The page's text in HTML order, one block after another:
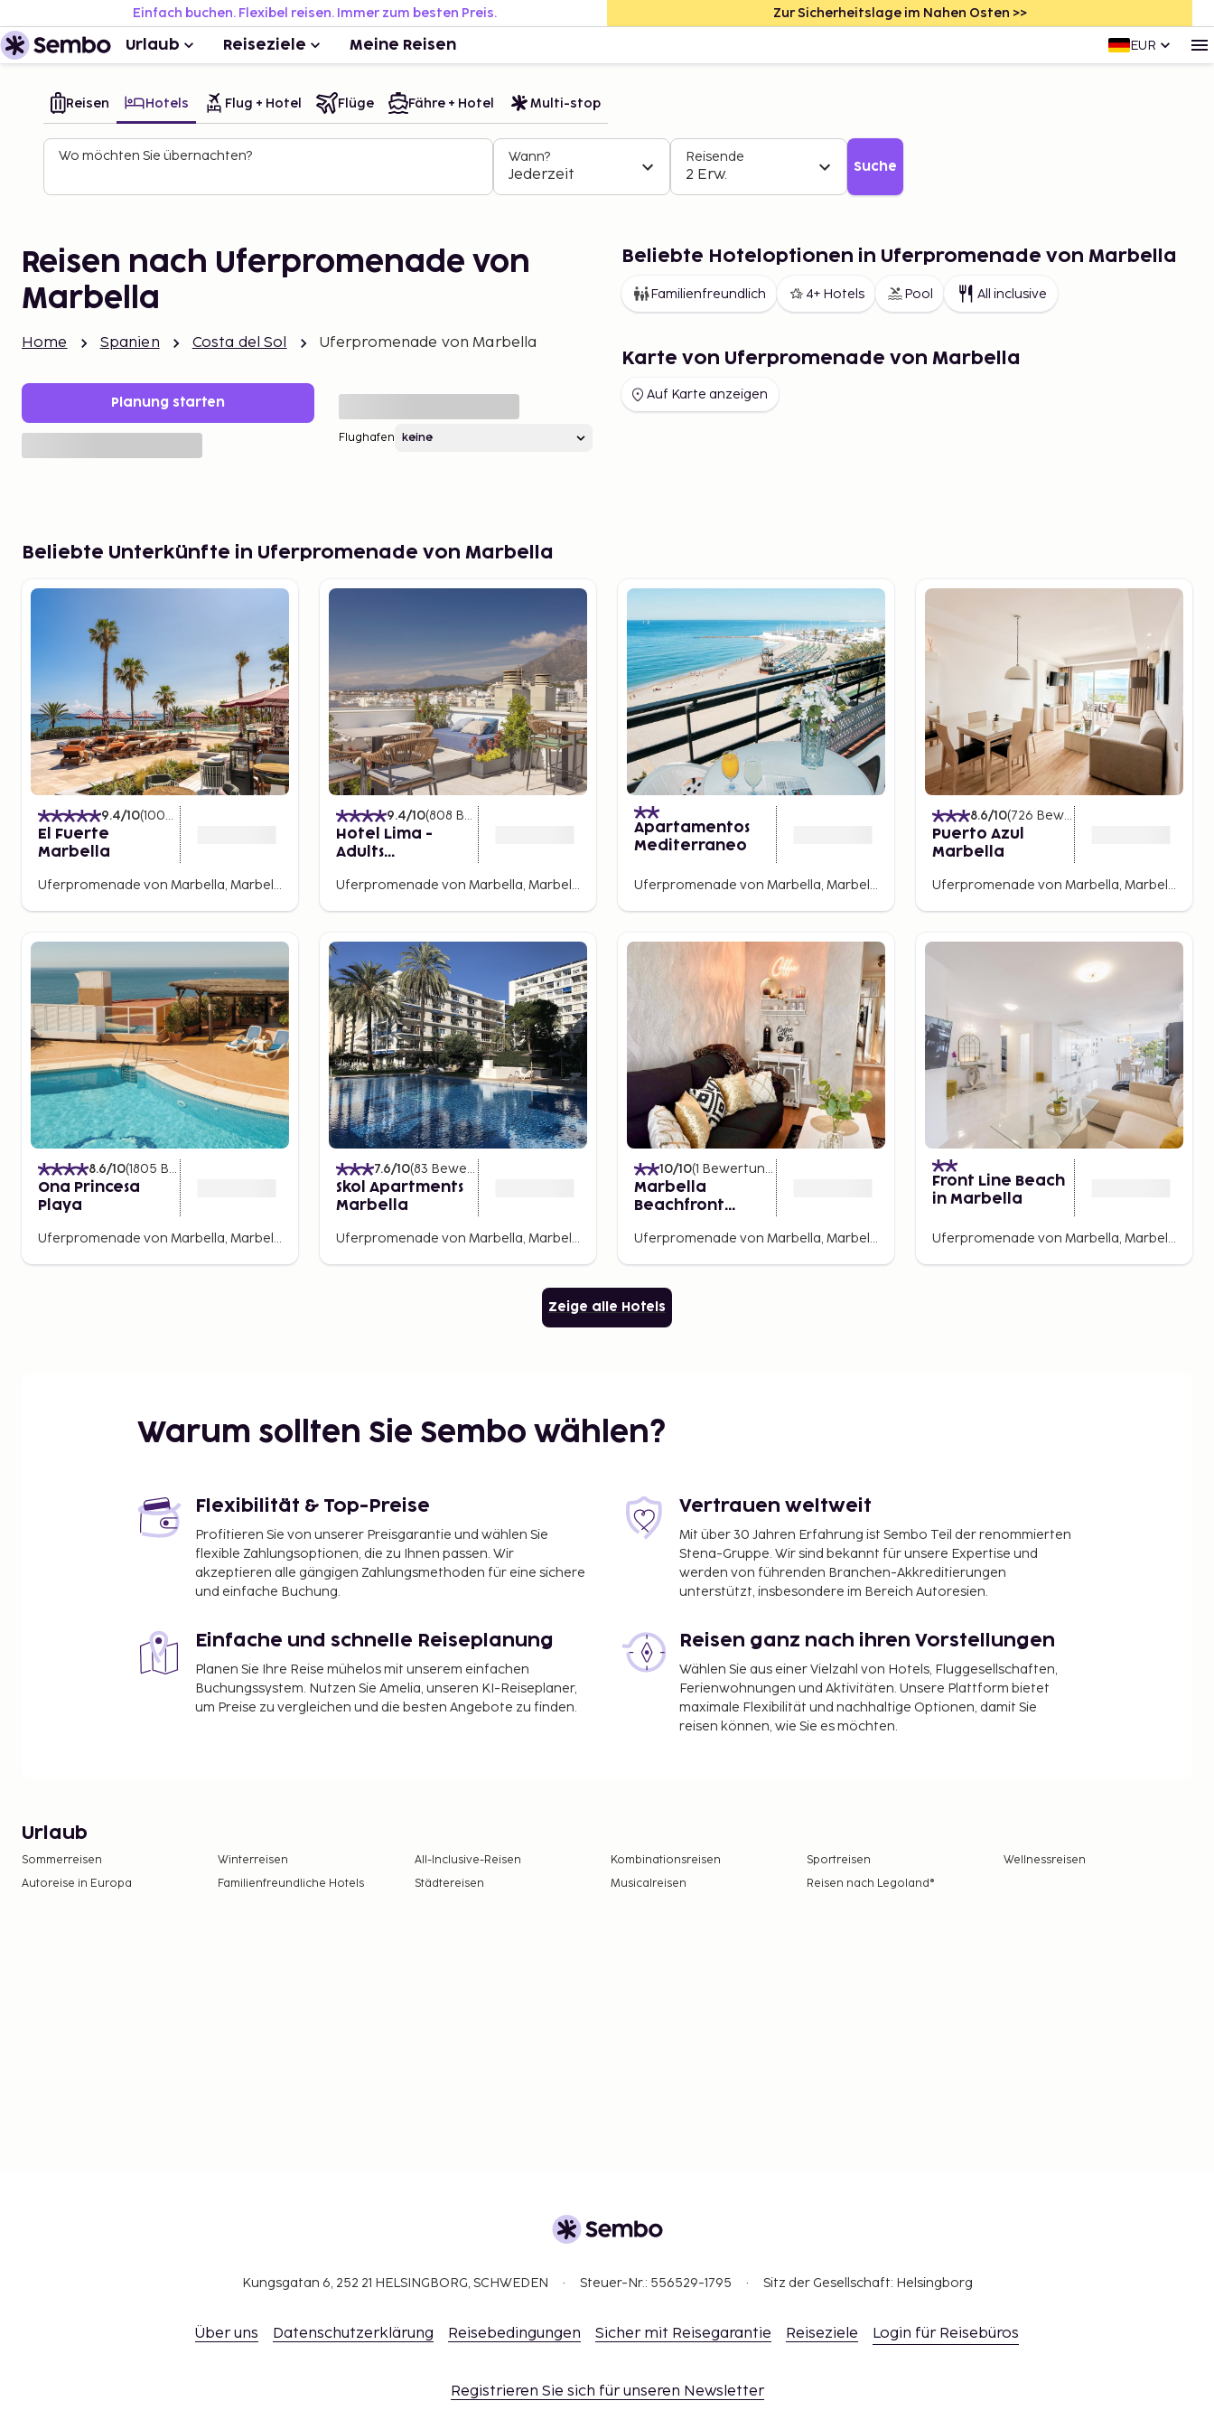
Einfach buchen. Flexibel reisen. Immer zum besten Preis. Zur Sicherheitslage im Nahen Osten >>
Urlaub Reiseziele Meine Reisen EUR
Reisen Hotels Flug + Hotel Flüge Fähre + Hotel Multi-stop
Wo möchten Sie übernachten? Wann?
Jederzeit
Reisende
2 Erw. Suche
Reisen nach Uferpromenade von
Marbella
Home Spanien Costa del Sol Uferpromenade von Marbella
Planung starten
Flughafen
Beliebte Hoteloptionen in Uferpromenade von Marbella
Familienfreundlich 4+ Hotels Pool All inclusive
Karte von Uferpromenade von Marbella
Auf Karte anzeigen
Beliebte Unterkünfte in Uferpromenade von Marbella
9.4/10(1006 Bewertungen
El Fuerte
Marbella
Uferpromenade von Marbella, Marbella, Spanien
9.4/10(808 Bewertungen
Hotel Lima -
Adults
Uferpromenade von Marbella, Marbella, Spanien
Apartamentos
Mediterraneo
Uferpromenade von Marbella, Marbella, Spanien
8.6/10(726 Bewertungen
Puerto Azul
Marbella
Uferpromenade von Marbella, Marbella, Spanien
8.6/10(1805 Bewertungen
Ona Princesa
Playa
Uferpromenade von Marbella, Marbella, Spanien
7.6/10(83 Bewertungen
Skol Apartments
Marbella
Uferpromenade von Marbella, Marbella, Spanien
10/10(1 Bewertungen
Marbella
Beachfront
Uferpromenade von Marbella, Marbella, Spanien
Front Line Beach
in Marbella
Uferpromenade von Marbella, Marbella, Spanien
Zeige alle Hotels
Warum sollten Sie Sembo wählen?
Flexibilität & Top-Preise
Profitieren Sie von unserer Preisgarantie und wählen Sie
flexible Zahlungsoptionen, die zu Ihnen passen. Wir
akzeptieren alle gängigen Zahlungsmethoden für eine sichere
und einfache Buchung.
Vertrauen weltweit
Mit über 30 Jahren Erfahrung ist Sembo Teil der renommierten
Stena-Gruppe. Wir sind bekannt für unsere Expertise und
werden von führenden Branchen-Akkreditierungen
unterstützt, insbesondere im Bereich Autoresien.
Einfache und schnelle Reiseplanung
Planen Sie Ihre Reise mühelos mit unserem einfachen
Buchungssystem. Nutzen Sie Amelia, unseren KI-Reiseplaner,
um Preise zu vergleichen und die besten Angebote zu finden.
Reisen ganz nach ihren Vorstellungen
Wählen Sie aus einer Vielzahl von Hotels, Fluggesellschaften,
Ferienwohnungen und Aktivitäten. Unsere Plattform bietet
maximale Flexibilität und nachhaltige Optionen, damit Sie
reisen können, wie Sie es möchten.
Urlaub
Sommerreisen Winterreisen All-Inclusive-Reisen Kombinationsreisen Sportreisen
Wellnessreisen
Autoreise in Europa
Familienfreundliche Hotels Städtereisen Musicalreisen Reisen nach Legoland®
Kungsgatan 6, 252 21 HELSINGBORG, SCHWEDEN Steuer-Nr.: 556529-1795 Sitz der Gesellschaft: Helsingborg
Über uns Datenschutzerklärung Reisebedingungen Sicher mit Reisegarantie Reiseziele Login für Reisebüros
Registrieren Sie sich für unseren Newsletter